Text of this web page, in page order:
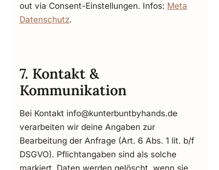
out via Consent-Einstellungen. Infos: Meta
Datenschutz.
7. Kontakt &
Kommunikation
Bei Kontakt info@kunterbuntbyhands.de
verarbeiten wir deine Angaben zur
Bearbeitung der Anfrage (Art. 6 Abs. 1 lit. b/f
DSGVO). Pflichtangaben sind als solche
markiert. Daten werden gelöscht, wenn sie